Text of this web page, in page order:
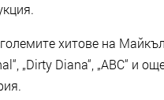
хитове на
„Dirty Diana“, „ABC“ и